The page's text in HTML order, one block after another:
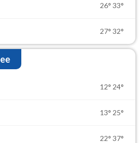
26° 33°
27° 32°
12° 24°
13° 25°
22° 37°